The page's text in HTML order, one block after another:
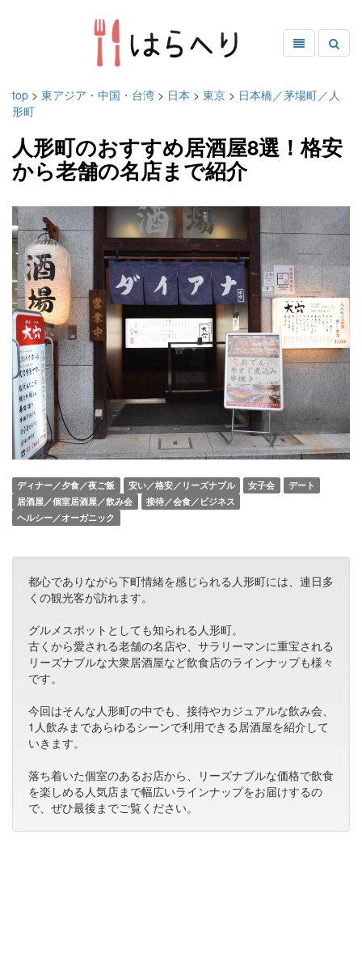
top > 東アジア・中国・台湾 > 日本 > 東京 > 日本橋／茅場町／人
形町
人形町のおすすめ居酒屋8選！格安
から老舗の名店まで紹介
ディナー／夕食／夜ご飯 安い／格安／リーズナブル 女子会
デート
居酒屋／個室居酒屋／飲み会
接待／会食／ビジネス
ヘルシー／オーガニック
都心でありながら下町情緒を感じられる人形町には、連日多
くの観光客が訪れます。
グルメスポットとしても知られる人形町。
古くから愛される老舗の名店や、サラリーマンに重宝される
リーズナブルな大衆居酒屋など飲食店のラインナップも様々
です。
今回はそんな人形町の中でも、接待やカジュアルな飲み会、
1人飲みまであらゆるシーンで利用できる居酒屋を紹介して
いきます。
落ち着いた個室のあるお店から、リーズナブルな価格で飲食
を楽しめる人気店まで幅広いラインナップをお届けするの
で、ぜひ最後までご覧ください。